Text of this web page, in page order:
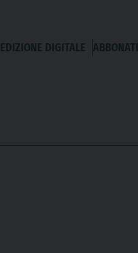
EDIZIONE DIGITALE ABBONATI